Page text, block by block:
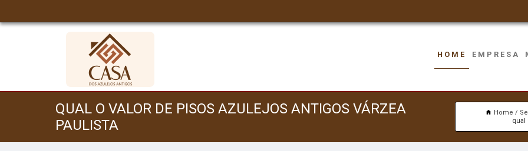
HOME EMPRESA
QUAL O VALOR DE PISOS AZULEJOS ANTIGOS VÁRZEA
PAULISTA
Home
qual